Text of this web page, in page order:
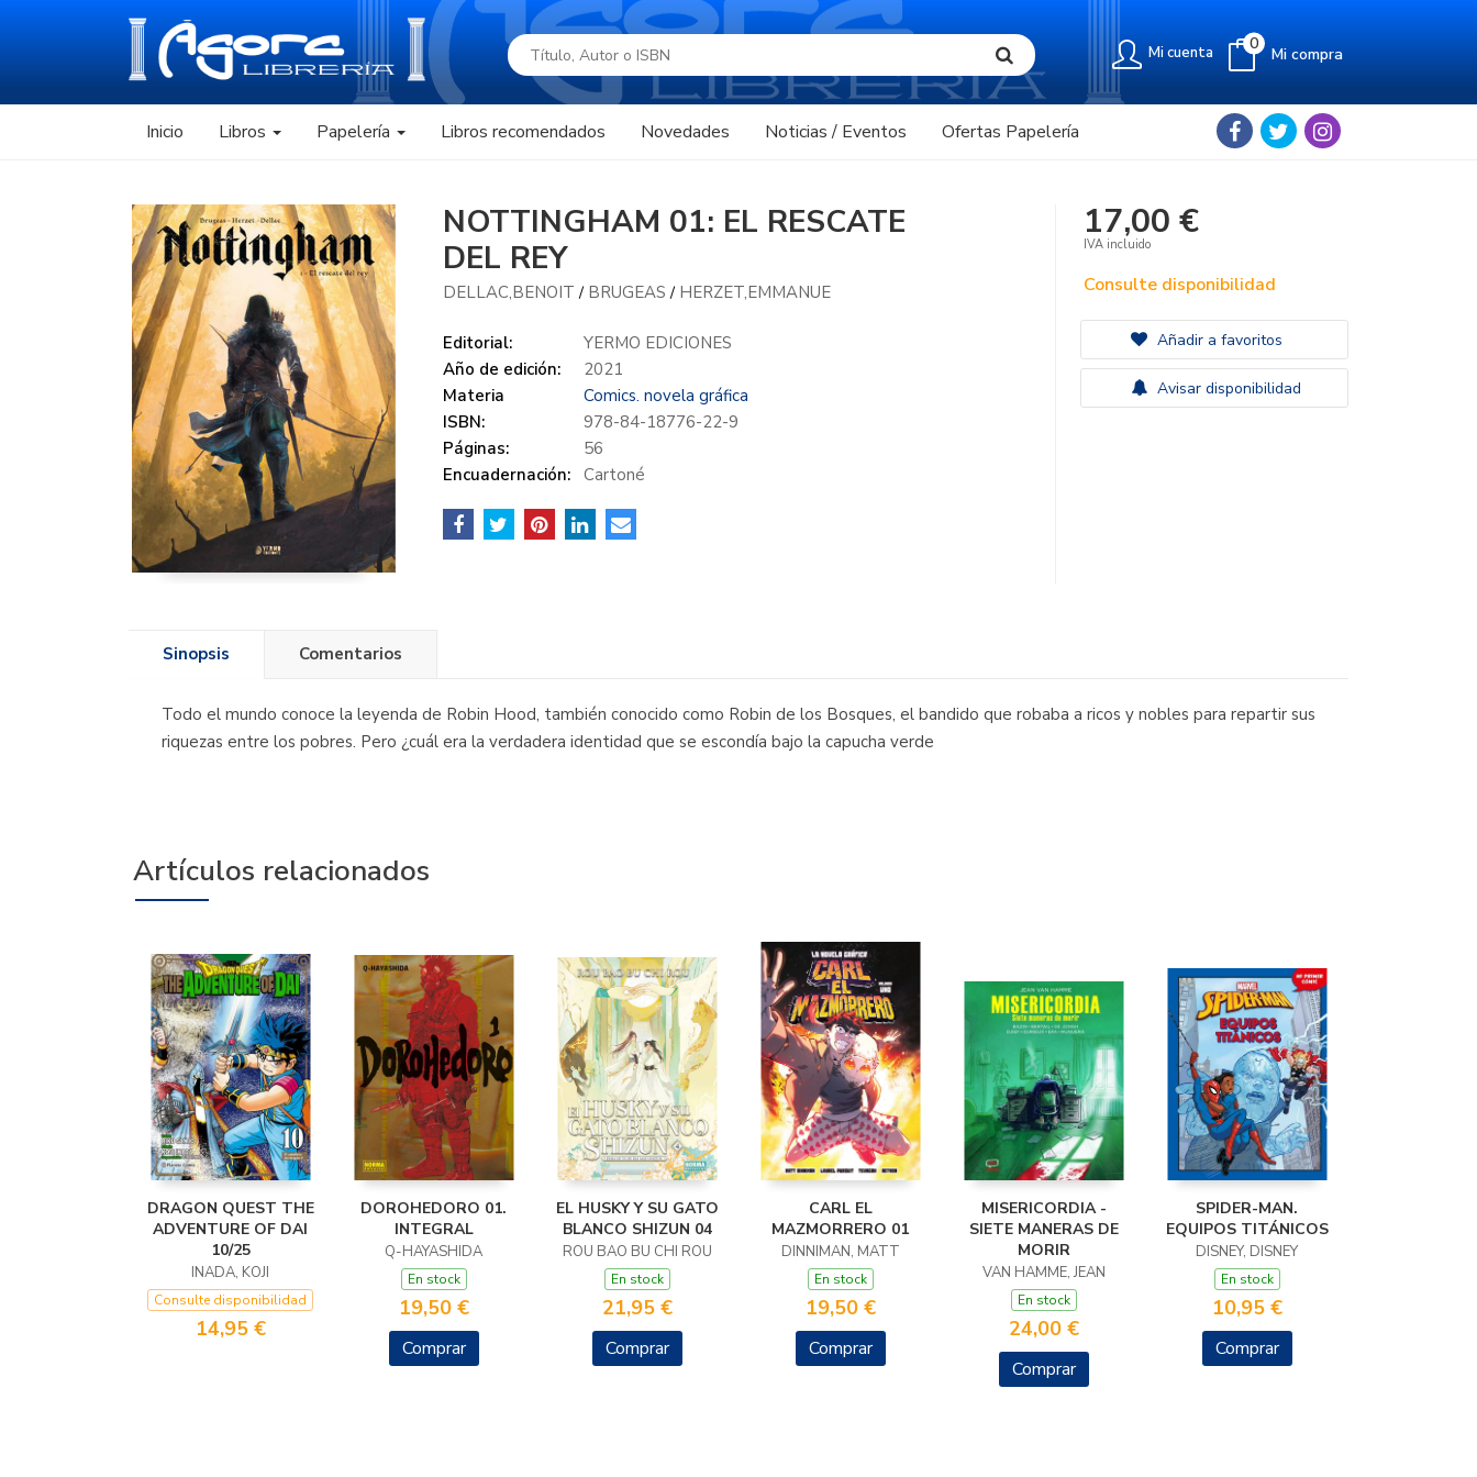
Mi cuenta Mi compra
0
Inicio Libros Papelería Libros recomendados Novedades Noticias / Eventos Ofertas Papelería
NOTTINGHAM 01: EL RESCATE
DEL REY
DELLAC,BENOIT / BRUGEAS / HERZET,EMMANUE
Editorial:
YERMO EDICIONES
Año de edición:
2021
Materia
Comics. novela gráfica
ISBN:
978-84-18776-22-9
Páginas:
56
Encuadernación:
Cartoné
17,00 €
IVA incluido
Consulte disponibilidad
Añadir a favoritos
Avisar disponibilidad
Sinopsis Comentarios
Todo el mundo conoce la leyenda de Robin Hood, también conocido como Robin de los Bosques, el bandido que robaba a ricos y nobles para repartir sus
riquezas entre los pobres. Pero ¿cuál era la verdadera identidad que se escondía bajo la capucha verde
Artículos relacionados
DRAGON QUEST THE
ADVENTURE OF DAI
10/25
INADA, KOJI
Consulte disponibilidad
14,95 €
DOROHEDORO 01.
INTEGRAL
Q-HAYASHIDA
En stock
19,50 €
Comprar
EL HUSKY Y SU GATO
BLANCO SHIZUN 04
ROU BAO BU CHI ROU
En stock
21,95 €
Comprar
CARL EL
MAZMORRERO 01
DINNIMAN, MATT
En stock
19,50 €
Comprar
MISERICORDIA -
SIETE MANERAS DE
MORIR
VAN HAMME, JEAN
En stock
24,00 €
Comprar
SPIDER-MAN.
EQUIPOS TITÁNICOS
DISNEY, DISNEY
En stock
10,95 €
Comprar